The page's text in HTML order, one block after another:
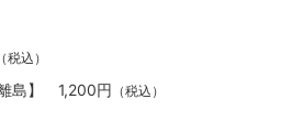
（税込）
島】 1,200円 （税込）